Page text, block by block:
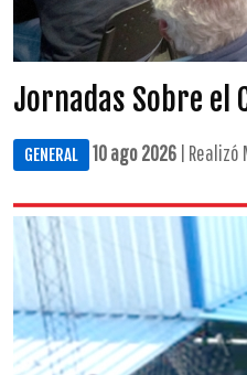
Jornadas Sobre el
GENERAL 10 ago 2026 | Realizó